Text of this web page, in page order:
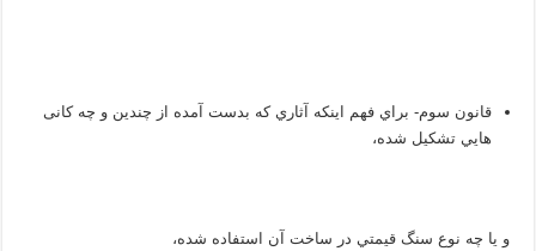
قانون سوم- براي فهم اينکه آثاري که بدست آمده از چندين و چه کانی
هايي تشکيل شده،
و يا چه نوع سنگ قيمتي در ساخت آن استفاده شده،